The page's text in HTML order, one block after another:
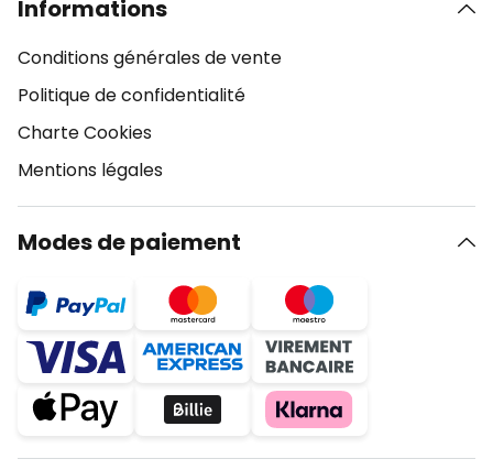
Informations
Conditions générales de vente
Politique de confidentialité
Charte Cookies
Mentions légales
Modes de paiement